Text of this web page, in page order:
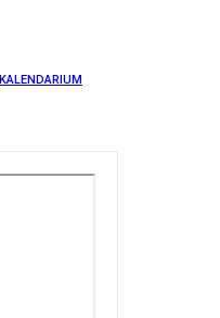
KALENDARIUM